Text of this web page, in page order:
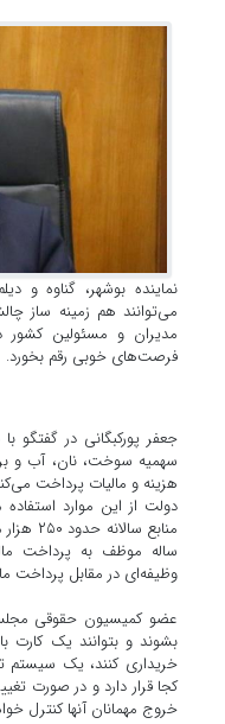
نماینده بوشهر، گناوه و
می‌توانند هم زمینه ساز
مدیران و مسئولین کشور
فرصت‌های خوبی رقم بخورد.
جعفر پورکبگانی در گفتگو با
سهمیه سوخت، نان، آب و
هزینه و مالیات پرداخت
دولت از این موارد
منابع
ساله موظف به پرداخت
وظیفه‌ای در مقابل پرداخت
عضو کمیسیون حقوقی مجلس
بشوند و بتوانند یک کارت
خریداری کنند، یک سیستم
کجا قرار دارد و در صورت
خروج مهمانان آنها کنترل